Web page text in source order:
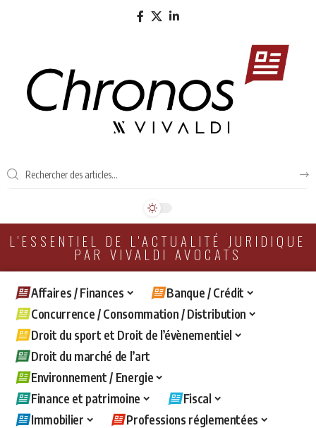
L'ESSENTIEL DE L'ACTUALITÉ JURIDIQUE
PAR VIVALDI AVOCATS
Affaires / Finances
Banque / Crédit
Concurrence / Consommation / Distribution
Droit du sport et Droit de l’évènementiel
Droit du marché de l’art
Environnement / Energie
Finance et patrimoine
Fiscal
Immobilier
Professions réglementées